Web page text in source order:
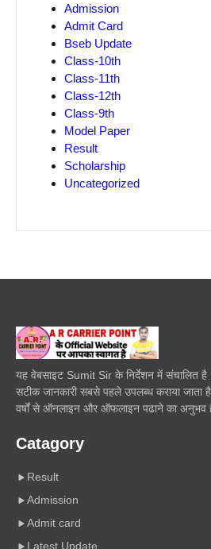
Admission
Admit Card
Bseb Update
Class-10th
Class-11th
Class-12th
Class-9th
Model Paper
Result
Scholarship
Uncategorized
यह वेबसाइट Sumit Sir के निर्देशन में संचालित
सटीक जानकारी सबसे पहले उपलब्ध कराया
वर्षों से ऑनलाइन और ऑफलाइन पढाने का अनुभव
Catagory
Result
Admission
Admit card
Latest Update